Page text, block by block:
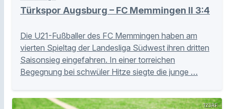
Türkspor Augsburg – FC Memmingen II 3:4
Die U21-Fußballer des FC Memmingen haben am
vierten Spieltag der Landesliga Südwest ihren dritten
Saisonsieg eingefahren. In einer torreichen
Begegnung bei schwüler Hitze siegte die junge …
123RF